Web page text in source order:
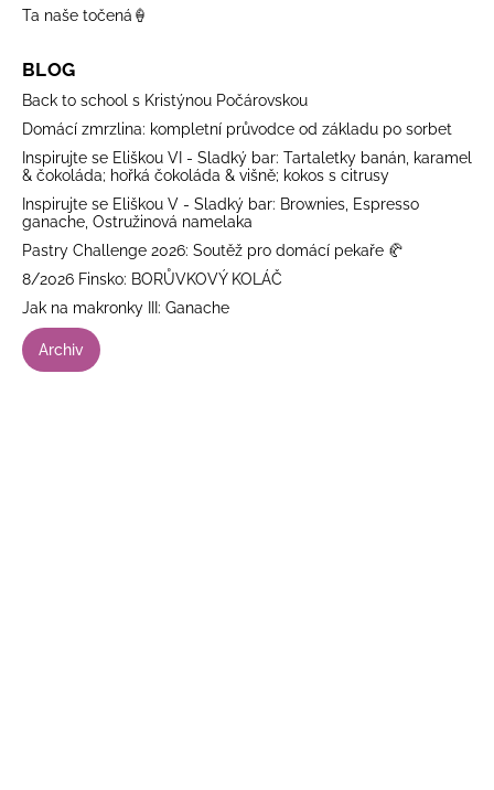
Ta naše točená🍦
BLOG
Back to school s Kristýnou Počárovskou
Domácí zmrzlina: kompletní průvodce od základu po sorbet
Inspirujte se Eliškou VI - Sladký bar: Tartaletky banán, karamel
& čokoláda; hořká čokoláda & višně; kokos s citrusy
Inspirujte se Eliškou V - Sladký bar: Brownies, Espresso
ganache, Ostružinová namelaka
Pastry Challenge 2026: Soutěž pro domácí pekaře 🥐
8/2026 Finsko: BORŮVKOVÝ KOLÁČ
Jak na makronky III: Ganache
Archiv